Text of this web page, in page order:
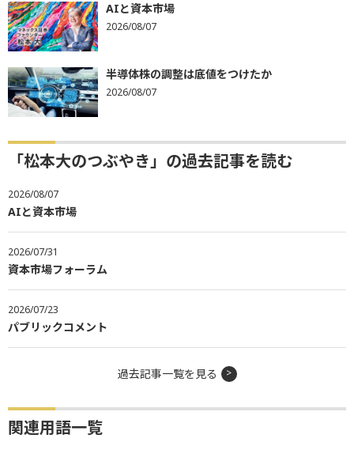
AIと資本市場
2026/08/07
半導体株の調整は底値をつけたか
2026/08/07
「松本大のつぶやき」の過去記事を読む
2026/08/07
AIと資本市場
2026/07/31
資本市場フォーラム
2026/07/23
パブリックコメント
過去記事一覧を見る
関連用語一覧